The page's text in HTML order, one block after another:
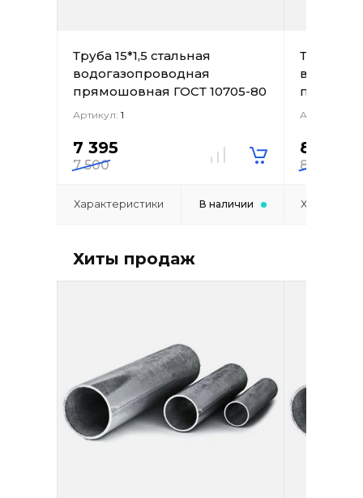
Труба 15*1,5 стальная
водогазопроводная
прямошовная ГОСТ 10705-80
Артикул: 1
7 395
7 500
Характеристики В наличии
Труба
Артикул:
8 304
8 500
Хиты продаж